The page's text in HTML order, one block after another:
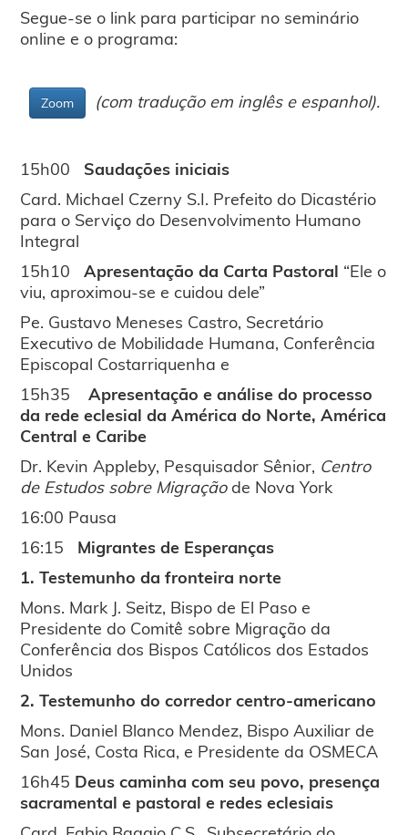
Segue-se o link para participar no seminário
online e o programa:
Zoom (com tradução em inglês e espanhol).
15h00
Saudações iniciais
Card. Michael Czerny S.I. Prefeito do Dicastério
para o Serviço do Desenvolvimento Humano
Integral
15h10Apresentação da Carta Pastoral “Ele o
viu, aproximou-se e cuidou dele”
Pe. Gustavo Meneses Castro, Secretário
Executivo de Mobilidade Humana, Conferência
Episcopal Costarriquenha e
15h35Apresentação e análise do processo
da rede eclesial da América do Norte, América
Central e Caribe
Dr. Kevin Appleby, Pesquisador Sênior, Centro
de Estudos sobre Migraçãode Nova York
16:00 Pausa
16:15 Migrantes de Esperanças
1. Testemunho da fronteira norte
Mons. Mark J. Seitz, Bispo de El Paso e
Presidente do Comitê sobre Migração da
Conferência dos Bispos Católicos dos Estados
Unidos
2. Testemunho do corredor centro-americano
Mons. Daniel Blanco Mendez, Bispo Auxiliar de
San José, Costa Rica, e Presidente da OSMECA
16h45 Deus caminha com seu povo, presença
sacramental e pastoral e redes eclesiais